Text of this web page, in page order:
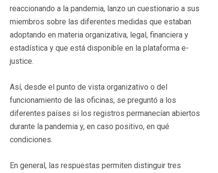
reaccionando a la pandemia, lanzo un cuestionario a sus
miembros sobre las diferentes medidas que estaban
adoptando en materia organizativa, legal, financiera y
estadística y que está disponible en la plataforma e-
justice.
Así, desde el punto de vista organizativo o del
funcionamiento de las oficinas, se preguntó a los
diferentes países si los registros permanecían abiertos
durante la pandemia y, en caso positivo, en qué
condiciones.
En general, las respuestas permiten distinguir tres